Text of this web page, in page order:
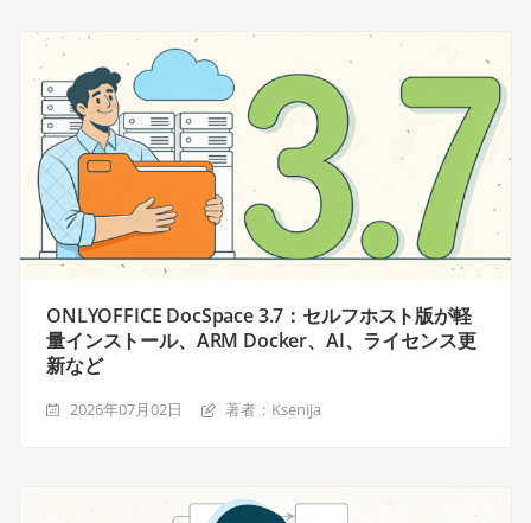
ONLYOFFICE DocSpace 3.7：セルフホスト版が軽
量インストール、ARM Docker、AI、ライセンス更
新など
2026年07月02日 著者：Ksenija